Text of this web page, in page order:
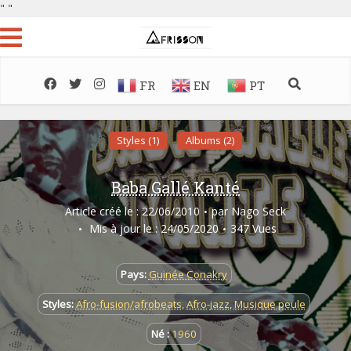
" "
FR EN PT
Styles (1) Albums (2)
Baba Gallé Kanté
Article créé le : 22/06/2010 par Nago Seck
Mis à jour le : 24/05/2020
347 Vues
Pays: Guinée Conakry
Styles:Afro-fusion/afrobeats,Afro-jazz,Musique peule
Né :1960